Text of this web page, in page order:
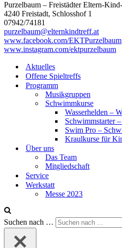
Purzelbaum – Freistädter Eltern-
4240 Freistadt, Schlosshof 1
07942/74181
purzelbaum@elternkindtreff.at
www.facebook.com/EKTPurzelbaum
www.instagram.com/ektpurzelbaum
Aktuelles
Offene Spieltreffs
Programm
Musikgruppen
Schwimmkurse
Wasserhelden –
Schwimmstarter
Swim Pro –
Kraulkurse für
Über uns
Das Team
Mitgliedschaft
Service
Werkstatt
Messe 2023
Suchen nach …